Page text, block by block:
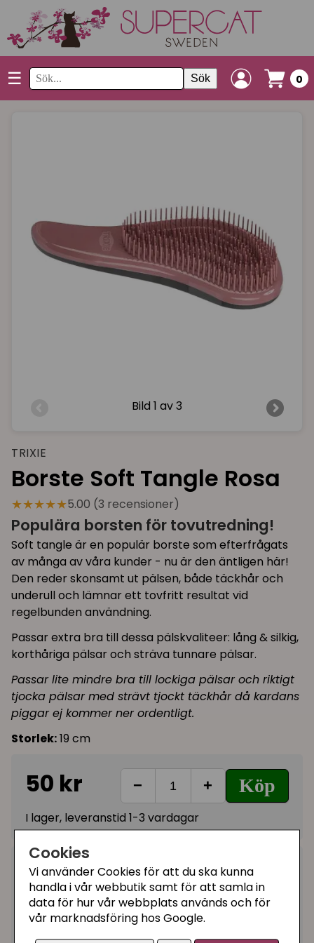
Cookies
Vi använder Cookies för att du ska kunna
handla i vår webbutik samt för att samla in
data för hur vår webbplats används och för
vår marknadsföring hos Google.
☰ Sök 0
Bild 1 av 3
TRIXIE
Borste Soft Tangle Rosa
★★★★★5.00 (3 recensioner)
Populära borsten för tovutredning!
Soft tangle är en populär borste som efterfrågats
av många av våra kunder - nu är den äntligen här!
Den reder skonsamt ut pälsen, både täckhår och
underull och lämnar ett tovfritt resultat vid
regelbunden användning.
Passar extra bra till dessa pälskvaliteer: lång & silkig,
korthåriga pälsar och sträva tunnare pälsar.
Passar lite mindre bra till lockiga pälsar och riktigt
tjocka pälsar med strävt tjockt täckhår då kardans
piggar ej kommer ner ordentligt.
Storlek:19 cm
50 kr − + Köp
I lager, leveranstid 1-3 vardagar
Kategorier:
Borstar
Kardor